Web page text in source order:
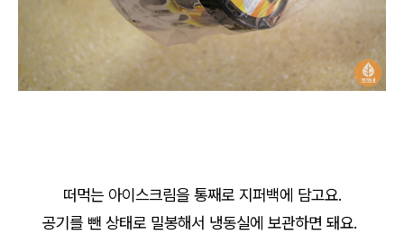
떠먹는 아이스크림을 통째로 지퍼백에 담고요.
공기를 뺀 상태로 밀봉해서 냉동실에 보관하면 돼요.